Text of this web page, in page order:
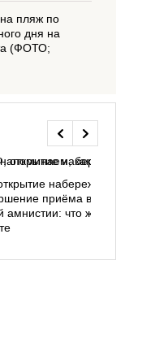
пляж по
дня на
(ФОТО;
набережной у
приёма в вузы,
что ждёт